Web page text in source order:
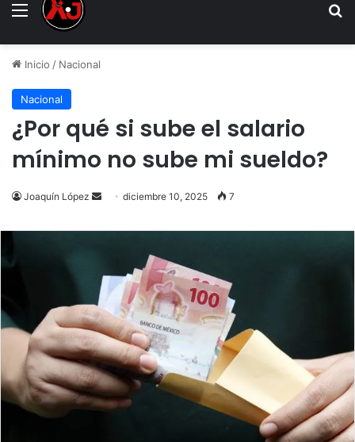
Menu
Inicio / Nacional
Nacional
¿Por qué si sube el salario
mínimo no sube mi sueldo?
Joaquín López
Send
email
diciembre 10, 2025 7